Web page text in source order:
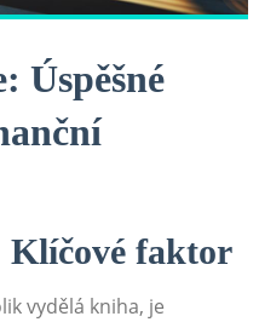
Úspěšné
faktor
vydělá kniha, je